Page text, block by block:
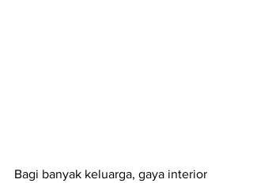
Bagi banyak keluarga, gaya interior